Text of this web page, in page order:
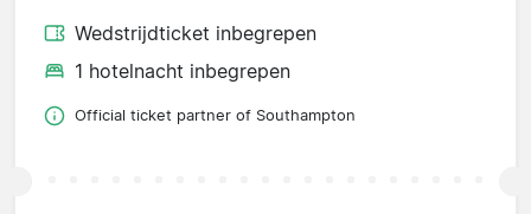
Wedstrijdticket inbegrepen
1 hotelnacht inbegrepen
Official ticket partner of Southampton